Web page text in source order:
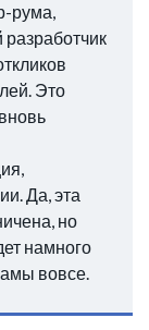
рума,
Это
Да, эта
но
намного
вовсе.